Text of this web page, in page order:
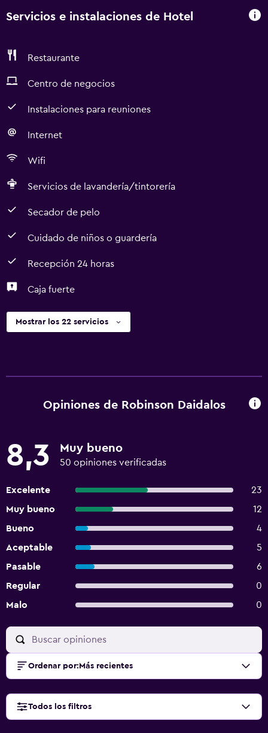
Servicios e instalaciones de Hotel
Restaurante
Centro de negocios
Instalaciones para reuniones
Internet
Wifi
Servicios de lavandería/tintorería
Secador de pelo
Cuidado de niños o guardería
Recepción 24 horas
Caja fuerte
Mostrar los 22 servicios
Opiniones de Robinson Daidalos
8,3 Muy bueno
50 opiniones verificadas
Excelente
23
Muy bueno
12
Bueno
4
Aceptable
5
Pasable
6
Regular
0
Malo
0
Ordenar por: Más recientes
Todos los filtros